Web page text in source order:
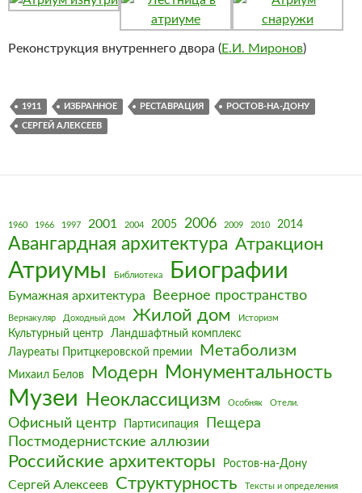
Реконструкция внутреннего двора (Е.И. Миронов)
1911 ИЗБРАННОЕ РЕСТАВРАЦИЯ РОСТОВ-НА-ДОНУ
СЕРГЕЙ АЛЕКСЕЕВ
1960 1966 1997 2001 2004 2005 2006 2009 2010 2014
Авангардная архитектура Атракцион
Атриумы Библиотека Биографии
Бумажная архитектура Веерное пространство
Вернакуляр Доходный дом Жилой дом Историзм
Культурный центр
Ландшафтный комплекс
Лауреаты Притцкеровской премии
Метаболизм
Михаил Белов Модерн Монументальность
Музеи Неоклассицизм Особняк Отели.
Офисный центр Партисипация
Пещера
Постмодернистские аллюзии
Российские архитекторы Ростов-на-Дону
Сергей Алексеев Структурность Тексты и определения